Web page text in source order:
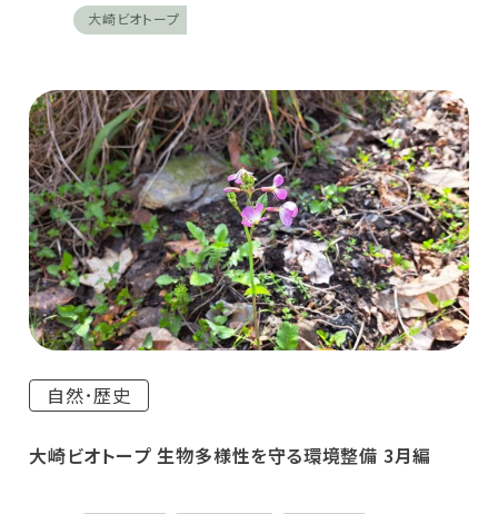
大崎ビオトープ
自然･歴史
大崎ビオトープ 生物多様性を守る環境整備 3月編